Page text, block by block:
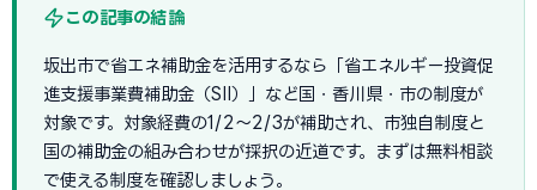
この記事の結論
坂出市で省エネ補助金を活用するなら「省エネルギー投資促
進支援事業費補助金（SII）」など国・香川県・市の制度が
対象です。対象経費の1/2〜2/3が補助され、市独自制度と
国の補助金の組み合わせが採択の近道です。まずは無料相談
で使える制度を確認しましょう。